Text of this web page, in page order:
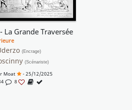
La Grande Traversée
(Encrage)
(Scénariste)
Moat
- 25/12/2025
8